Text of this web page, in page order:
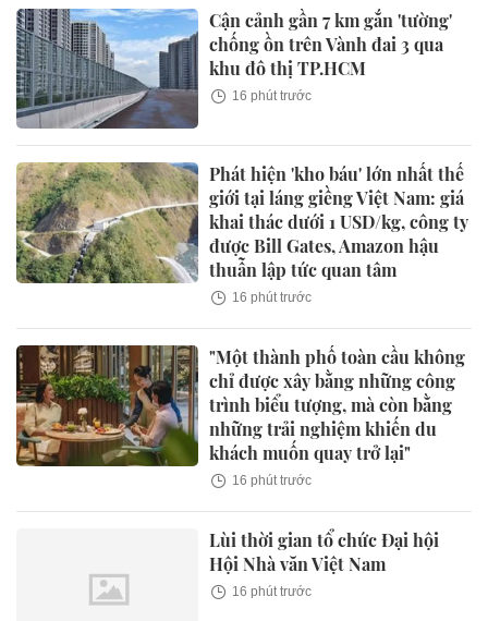
Cận cảnh gần 7 km gắn 'tường'
chống ồn trên Vành đai 3 qua
khu đô thị TP.HCM
16 phút trước
Phát hiện 'kho báu' lớn nhất thế
giới tại láng giềng Việt Nam: giá
khai thác dưới 1 USD/kg, công ty
được Bill Gates, Amazon hậu
thuẫn lập tức quan tâm
16 phút trước
"Một thành phố toàn cầu không
chỉ được xây bằng những công
trình biểu tượng, mà còn bằng
những trải nghiệm khiến du
khách muốn quay trở lại"
16 phút trước
Lùi thời gian tổ chức Đại hội
Hội Nhà văn Việt Nam
16 phút trước